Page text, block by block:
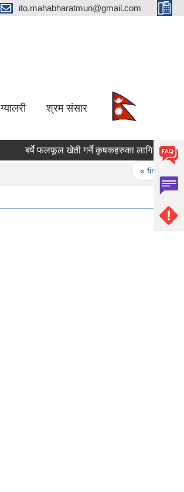
ito.mahabharatmun@gmail.com
ग्यालरी श्रम संसार
बर्षे फलफूल खेती गर्ने कृषकहरुका लागि बिरुवा माग
« first